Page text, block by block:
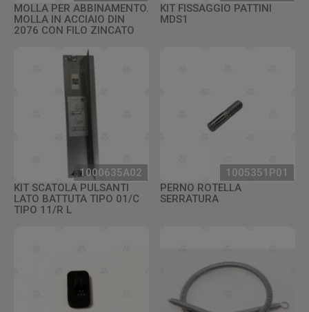
MOLLA PER ABBINAMENTO.
MOLLA IN ACCIAIO DIN
2076 CON FILO ZINCATO
KIT FISSAGGIO PATTINI
MDS1
1000635A02
KIT SCATOLA PULSANTI
LATO BATTUTA TIPO 01/C
TIPO 11/R L
1005351P01
PERNO ROTELLA
SERRATURA